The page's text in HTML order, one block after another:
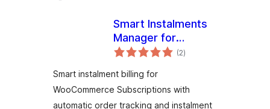
Smart Instalments
Manager for
Woocommerce
(2전
체)
Smart instalment billing for
WooCommerce Subscriptions with
automatic order tracking and instalment